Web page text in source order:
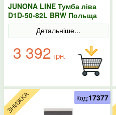
JUNONA LINE Тумба ліва
D1D-50-82L BRW Польща
колір-білий
Детальніше...
3 392 грн.
Код:17377